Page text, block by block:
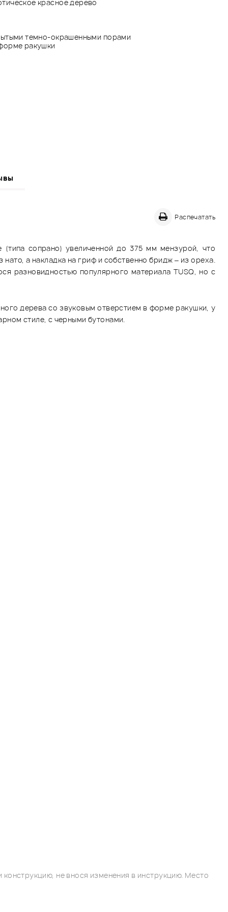
красное дерево
темно-окрашенными порами
ракушки
Распечатать
(типа сопрано) увеличенной до 375 мм мензурой, что
а накладка на гриф и собственно бридж – из ореха.
разновидностью популярного материала TUSQ, но с
дерева со звуковым отверстием в форме ракушки, у
стиле, с черными бутонами.
не внося изменения в инструкцию. Место